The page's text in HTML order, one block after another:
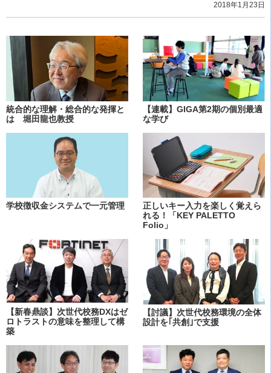
2018年1月23日
統合的な理解・総合的な発揮と
は 堀田龍也教授
【連載】GIGA第2期の個別最適
な学び
学校徴収金システムで一元管理
正しいキー入力を楽しく覚えら
れる！「KEY PALETTO
Folio」
【新春鼎談】次世代校務DXはゼ
ロトラストの意味を整理して構
築
【討議】次世代校務環境の全体
設計を｢共創｣で支援